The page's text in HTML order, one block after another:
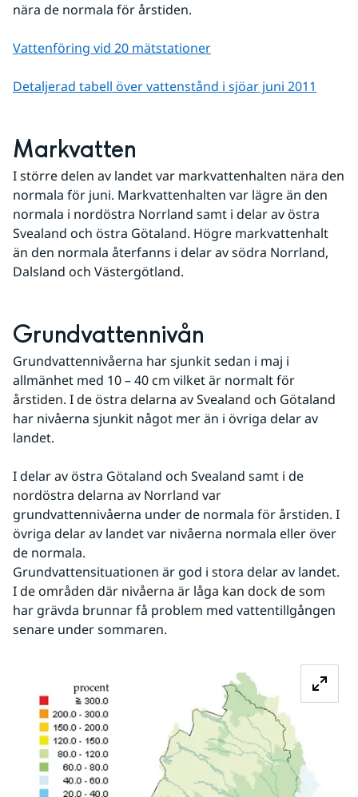
nära de normala för årstiden.
Vattenföring vid 20 mätstationer
Detaljerad tabell över vattenstånd i sjöar juni 2011
Markvatten
I större delen av landet var markvattenhalten nära den
normala för juni. Markvattenhalten var lägre än den
normala i nordöstra Norrland samt i delar av östra
Svealand och östra Götaland. Högre markvattenhalt
än den normala återfanns i delar av södra Norrland,
Dalsland och Västergötland.
Grundvattennivån
Grundvattennivåerna har sjunkit sedan i maj i
allmänhet med 10 – 40 cm vilket är normalt för
årstiden. I de östra delarna av Svealand och Götaland
har nivåerna sjunkit något mer än i övriga delar av
landet.
I delar av östra Götaland och Svealand samt i de
nordöstra delarna av Norrland var
grundvattennivåerna under de normala för årstiden. I
övriga delar av landet var nivåerna normala eller över
de normala.
Grundvattensituationen är god i stora delar av landet.
I de områden där nivåerna är låga kan dock de som
har grävda brunnar få problem med vattentillgången
senare under sommaren.